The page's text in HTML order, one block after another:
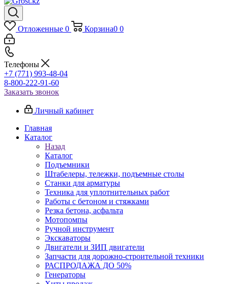
Отложенные 0 Корзина0 0
Телефоны
+7 (771) 993-48-04
8-800-222-91-60
Заказать звонок
Личный кабинет
Главная
Каталог
Назад
Каталог
Подъемники
Штабелеры, тележки, подъемные столы
Станки для арматуры
Техника для уплотнительных работ
Работы с бетоном и стяжками
Резка бетона, асфальта
Мотопомпы
Ручной инструмент
Экскаваторы
Двигатели и ЗИП двигатели
Запчасти для дорожно-строительной техники
РАСПРОДАЖА ДО 50%
Генераторы